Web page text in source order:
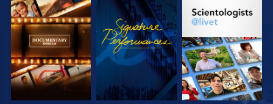
UTFORSKA
SERIEN
TITTA
UTFORSKA